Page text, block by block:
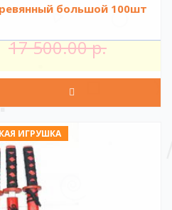
большой 100шт
17 500.00 р.
ИГРУШКА